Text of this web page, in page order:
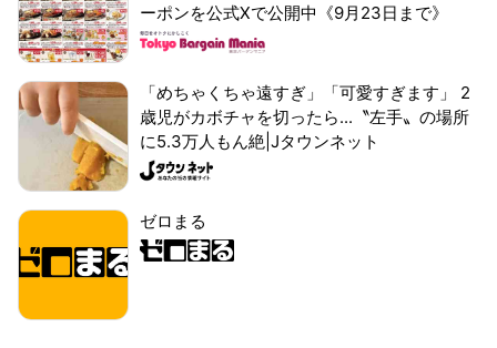
ーポンを公式Xで公開中《9月23日まで》
「めちゃくちゃ遠すぎ」「可愛すぎます」 2
歳児がカボチャを切ったら...〝左手〟の場所
に5.3万人もん絶|Jタウンネット
ゼロまる